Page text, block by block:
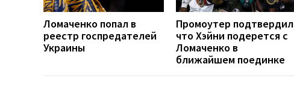
Ломаченко попал в
реестр госпредателей
Украины
Промоутер
что Хэйни подерется с
Ломаченко в
ближайшем поединке